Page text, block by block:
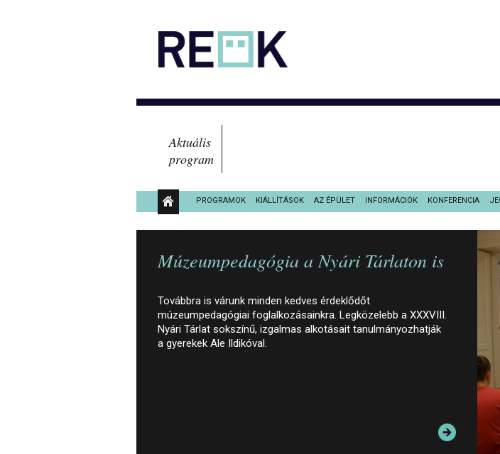
Aktuális
program
PROGRAMOK KIÁLLÍTÁSOK AZ ÉPÜLET INFORMÁCIÓK KONFERENCIA
KÖZÉRDEKŰ ADATOK
Múzeumpedagógia a Nyári Tárlaton is
Továbbra is várunk minden kedves érdeklődőt
múzeumpedagógiai foglalkozásainkra. Legközelebb a XXXVIII.
Nyári Tárlat sokszínű, izgalmas alkotásait tanulmányozhatják
a gyerekek Ale Ildikóval.